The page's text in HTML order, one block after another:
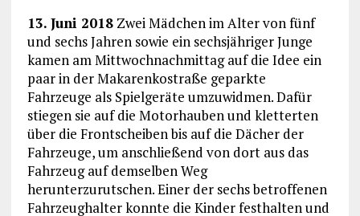
13. Juni 2018Zwei Mädchen im Alter von fünf
und sechs Jahren sowie ein sechsjähriger Junge
kamen am Mittwochnachmittag auf die Idee ein
paar in der Makarenkostraße geparkte
Fahrzeuge als Spielgeräte umzuwidmen. Dafür
stiegen sie auf die Motorhauben und kletterten
über die Frontscheiben bis auf die Dächer der
Fahrzeuge, um anschließend von dort aus das
Fahrzeug auf demselben Weg
herunterzurutschen. Einer der sechs betroffenen
Fahrzeughalter konnte die Kinder festhalten und